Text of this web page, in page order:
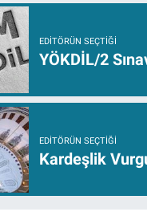
EDITÖRÜN SEÇTIĞI
YÖKDİL/2
EDITÖRÜN SEÇTIĞI
Kardeşlik